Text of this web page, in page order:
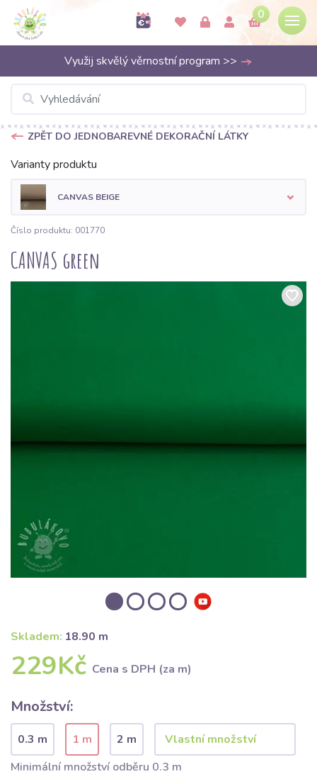
0
Využij skvělý věrnostní program >>
ZPĚT DO JEDNOBAREVNÉ DEKORAČNÍ LÁTKY
Varianty produktu
CANVAS BEIGE
Číslo produktu: 001770
CANVAS green
Skladem: 18.90 m
229Kč Cena s DPH (za m)
Množství:
0.3 m 1 m
2 m
Minimální množství odběru 0.3 m